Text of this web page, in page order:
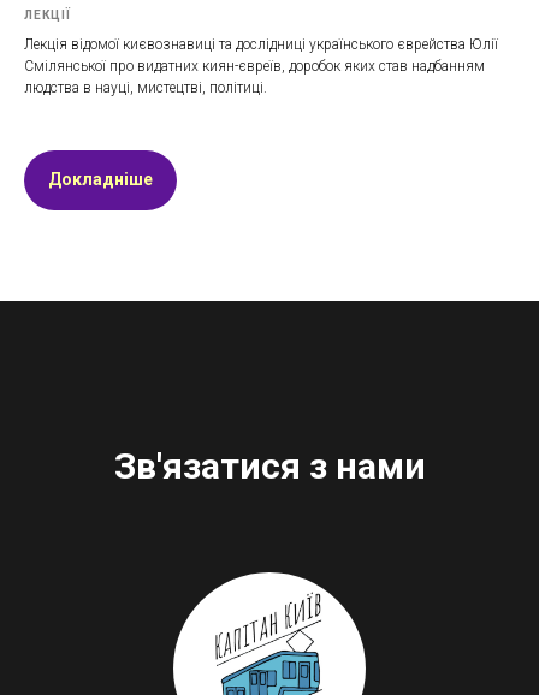
ЛЕКЦІЇ
Лекція відомої києвознавиці та дослідниці українського єврейства Юлії
Смілянської про видатних киян-євреїв, доробок яких став надбанням
людства в науці, мистецтві, політиці.
Докладніше
Зв'язатися з нами